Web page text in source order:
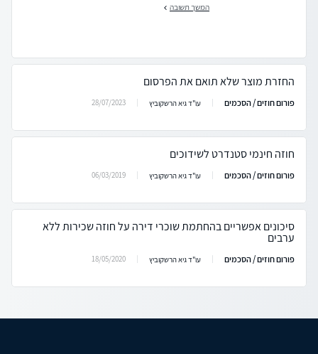
המשך תשובה
החזרת מוצר שלא תואם את הפרסום
פורום חוזים / הסכמים עו"ד גיא הרשקוביץ 28/07/2023
חוזה חינמי סטנדרט לשידוכים
פורום חוזים / הסכמים עו"ד גיא הרשקוביץ 06/03/2019
סיכונים אפשריים בהחתמת שוכרי דירה על חוזה שכירות ללא
ערבים
פורום חוזים / הסכמים עו"ד גיא הרשקוביץ 18/05/2020